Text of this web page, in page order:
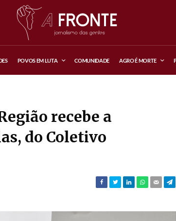
POVOS EM LUTA COMUNIDADE AGRO É MORTE
recebe a
do Coletivo